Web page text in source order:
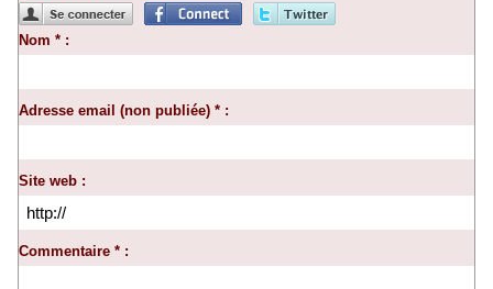
Nom * :
Adresse email (non publiée) * :
Site web :
Commentaire * :